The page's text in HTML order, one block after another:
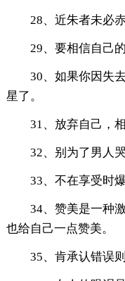
28、近朱者未必
29、要相信自己
30、如果你因失
星了。
31、放弃自己，
32、别为了男人
33、不在享受时
34、赞美是一种
也给自己一点赞美。
35、肯承认错误